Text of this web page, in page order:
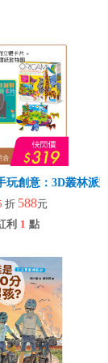
玩創意：3D叢林派
折 588元
利 1 點